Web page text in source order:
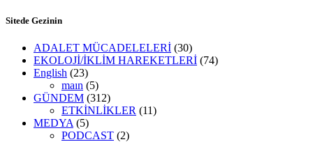
Sitede Gezinin
ADALET MÜCADELELERİ (30)
EKOLOJİ/İKLİM HAREKETLERİ (74)
English (23)
maın (5)
GÜNDEM (312)
ETKİNLİKLER (11)
MEDYA (5)
PODCAST (2)